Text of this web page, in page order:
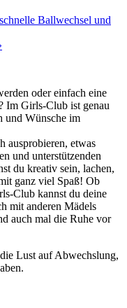
Ballwechsel und
oder einfach eine
Im Girls-Club ist genau
und Wünsche im
ausprobieren, etwas
und unterstützenden
du kreativ sein, lachen,
ganz viel Spaß! Ob
Club kannst du deine
mit anderen Mädels
auch mal die Ruhe vor
Lust auf Abwechslung,